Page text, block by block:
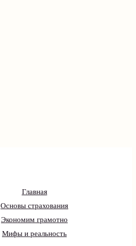
Главная
Основы страхования
Экономим грамотно
Мифы и реальность